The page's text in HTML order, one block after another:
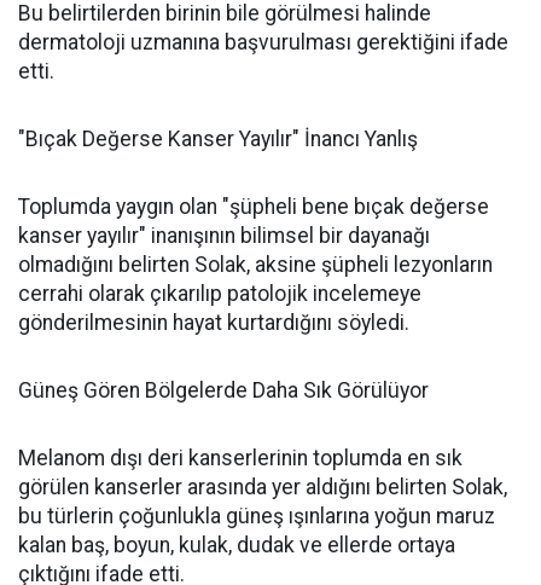
Bu belirtilerden birinin bile görülmesi halinde
dermatoloji uzmanına başvurulması gerektiğini ifade
etti.
"Bıçak Değerse Kanser Yayılır" İnancı Yanlış
Toplumda yaygın olan "şüpheli bene bıçak değerse
kanser yayılır" inanışının bilimsel bir dayanağı
olmadığını belirten Solak, aksine şüpheli lezyonların
cerrahi olarak çıkarılıp patolojik incelemeye
gönderilmesinin hayat kurtardığını söyledi.
Güneş Gören Bölgelerde Daha Sık Görülüyor
Melanom dışı deri kanserlerinin toplumda en sık
görülen kanserler arasında yer aldığını belirten Solak,
bu türlerin çoğunlukla güneş ışınlarına yoğun maruz
kalan baş, boyun, kulak, dudak ve ellerde ortaya
çıktığını ifade etti.